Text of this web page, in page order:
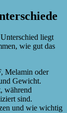
liegt
wie gut das
Melamin oder
Gewicht.
während
sind.
und wie wichtig